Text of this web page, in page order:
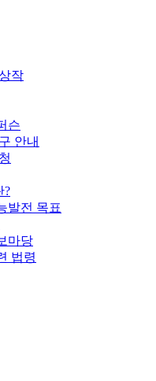
작
슨
안내
?
발전 목표
마당
법령